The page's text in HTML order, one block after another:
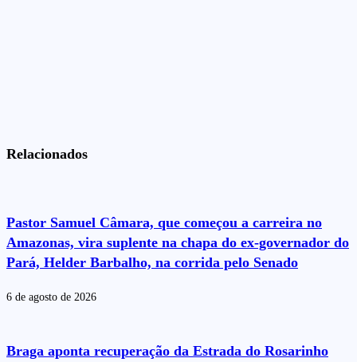
Relacionados
Pastor Samuel Câmara, que começou a carreira no
Amazonas, vira suplente na chapa do ex-governador do
Pará, Helder Barbalho, na corrida pelo Senado
6 de agosto de 2026
Braga aponta recuperação da Estrada do Rosarinho